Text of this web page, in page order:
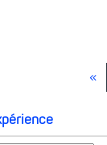
«